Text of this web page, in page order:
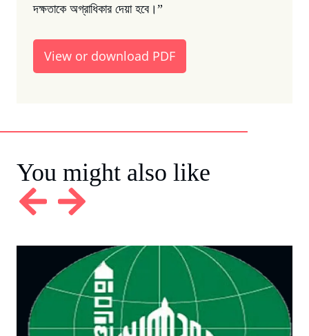
দক্ষতাকে অগ্রাধিকার দেয়া হবে।”
View or download PDF
You might also like